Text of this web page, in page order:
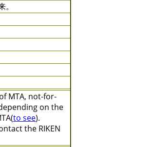
MTA, not-for-
on the
to see).
the RIKEN